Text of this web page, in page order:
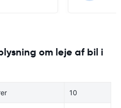
om leje af bil i
10